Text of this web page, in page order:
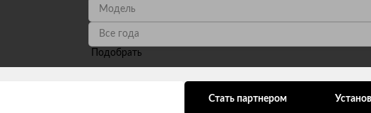
Подобрать
Стать партнером